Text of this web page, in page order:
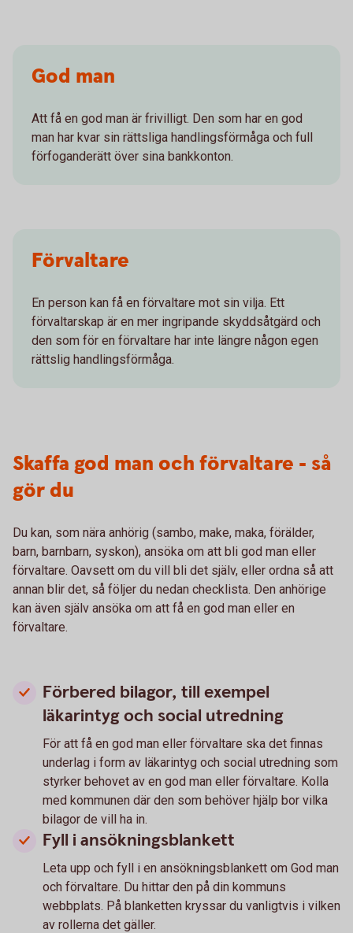
God man
Att få en god man är frivilligt. Den som har en god
man har kvar sin rättsliga handlingsförmåga och full
förfoganderätt över sina bankkonton.
Förvaltare
En person kan få en förvaltare mot sin vilja. Ett
förvaltarskap är en mer ingripande skyddsåtgärd och
den som för en förvaltare har inte längre någon egen
rättslig handlingsförmåga.
Skaffa god man och förvaltare - så
gör du
Du kan, som nära anhörig (sambo, make, maka, förälder,
barn, barnbarn, syskon), ansöka om att bli god man eller
förvaltare. Oavsett om du vill bli det själv, eller ordna så att
annan blir det, så följer du nedan checklista. Den anhörige
kan även själv ansöka om att få en god man eller en
förvaltare.
Förbered bilagor, till exempel
läkarintyg och social utredning
För att få en god man eller förvaltare ska det finnas
under­lag i form av läkar­intyg och social utredning som
styrker behovet av en god man eller förvaltare. Kolla
med kommunen där den som behöver hjälp bor vilka
bilagor de vill ha in.
Fyll i ansökningsblankett
Leta upp och fyll i en ansökningsblankett om God man
och förvaltare. Du hittar den på din kommuns
webbplats. På blanketten kryssar du vanligtvis i vilken
av rollerna det gäller.